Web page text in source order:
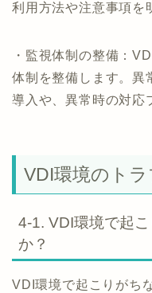
利用方法や注意事項を
・監視体制の整備：
体制を整備します。異
導入や、異常時の対応
VDI環境のト
4-1. VDI環境で起
か？
VDI環境で起こりがち